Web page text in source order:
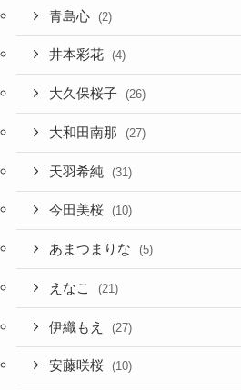
青島心 (2)
井本彩花 (4)
大久保桜子 (26)
大和田南那 (27)
天羽希純 (31)
今田美桜 (10)
あまつまりな (5)
えなこ (21)
伊織もえ (27)
安藤咲桜 (10)